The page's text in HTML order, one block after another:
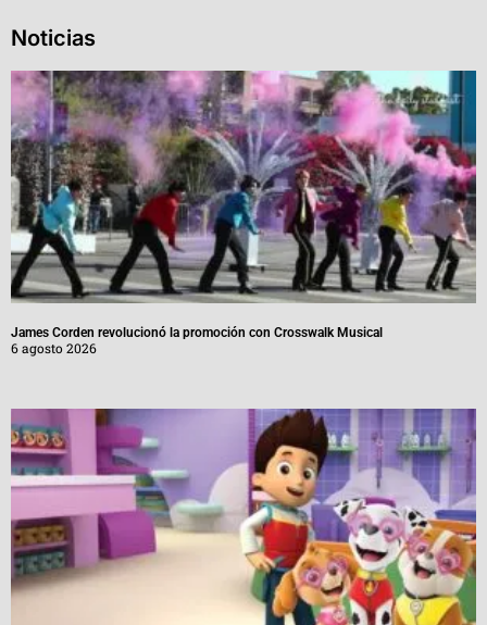
Noticias
James Corden revolucionó la promoción con Crosswalk Musical
6 agosto 2026